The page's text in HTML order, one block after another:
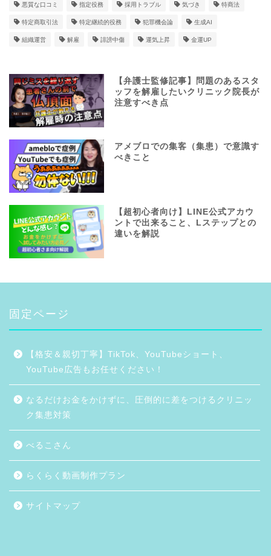
悪質な口コミ 指定役務 採用トラブル 気づき 特商法
特定商取引法 特定継続的役務 犯罪機会論 生成AI
組織運営 解雇 誹謗中傷 運気上昇 金運UP
【弁護士監修記事】問題のあるスタ
ッフを解雇したいクリニック院長が
注意すべき点
アメブロでの集客（集患）で意識す
べきこと
【超初心者向け】LINE公式アカウ
ントで出来ること、Lステップとの
違いを解説
固定ページ
【格安＆親切丁寧】TikTok、YouTubeショート、
YouTube広告もお任せください！
なるだけお金をかけずに、圧倒的に差をつけるクリニッ
ク集患対策
べるこさん
らくらく動画制作プラン
サイトマップ